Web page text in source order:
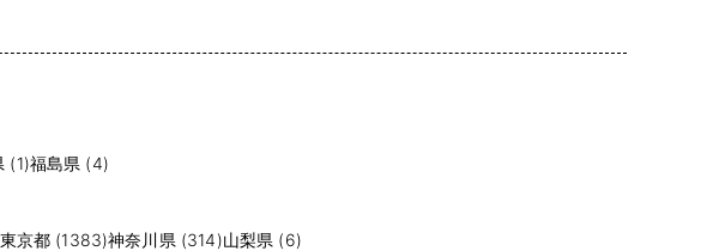
(1)福島県 (4)
東京都 (1383)神奈川県 (314)山梨県 (6)